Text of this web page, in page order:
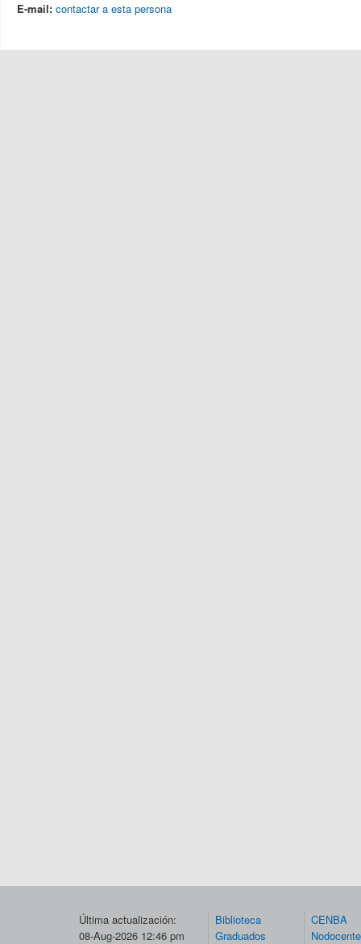
E-mail: contactar a esta persona
Última actualización:
08-Aug-2026 12:46 pm
Biblioteca
Graduados
CENBA